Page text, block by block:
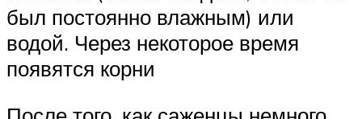
был постоянно влажным) или
водой. Через некоторое время
появятся корни